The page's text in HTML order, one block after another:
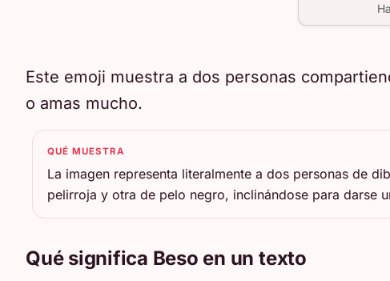
Este emoji muestra a dos personas
o amas mucho.
QUÉ MUESTRA
La imagen representa literalmente a dos personas de
pelirroja y otra de pelo negro, inclinándose para darse
Qué significa Beso en un texto